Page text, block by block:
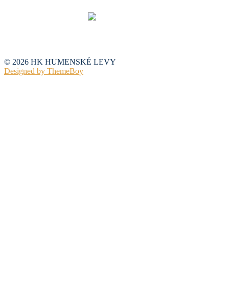
© 2026 HK HUMENSKÉ LEVY
Designed by ThemeBoy